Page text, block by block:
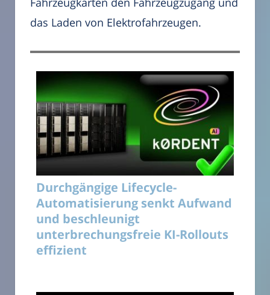
das Laden von Elektrofahrzeugen.
Durchgängige Lifecycle-
Automatisierung senkt Aufwand
und beschleunigt
unterbrechungsfreie KI-Rollouts
effizient